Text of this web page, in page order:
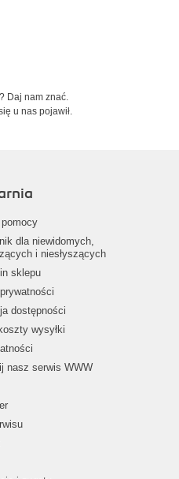
Daj nam znać.
u nas pojawił.
dla niewidomych,
i niesłyszących
sklepu
dostępności
wysyłki
nasz serwis WWW